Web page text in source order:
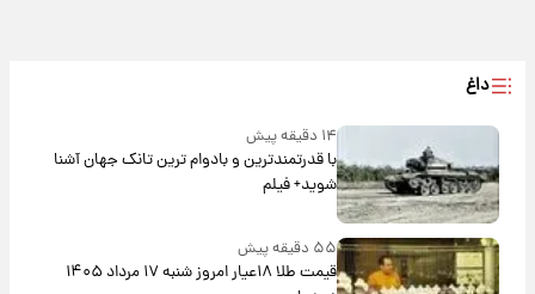
داغ
۱۴ دقیقه پیش
با قدرتمندترین و بادوام ترین تانک جهان آشنا
شوید+ فیلم
۵۵ دقیقه پیش
قیمت طلا ۱۸عیار امروز شنبه ۱۷ مرداد ۱۴۰۵